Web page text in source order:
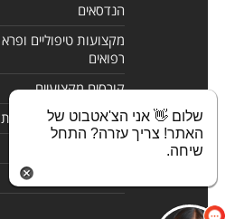
הנדסאים
מקצועות טיפוליים ופרא
רפואים
קורסים מקצועיים
לימודי מחשבים ורשתות
שלום 👋 אני הצ'אטבוט של
האתר! צריך עזרה? התחל
שיחה.